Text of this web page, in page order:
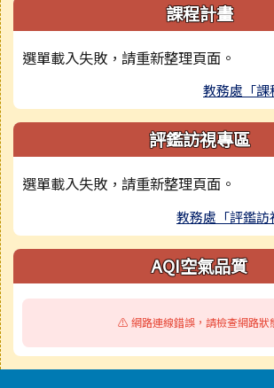
課程計畫
選單載入失敗，請重新整理頁面。
教務處「課
評鑑訪視專區
選單載入失敗，請重新整理頁面。
教務處「評鑑
AQI空氣品質
⚠️ 網路連線錯誤，請檢查網路狀